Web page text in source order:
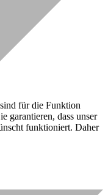
für die Funktion
garantieren, dass unser
funktioniert. Daher